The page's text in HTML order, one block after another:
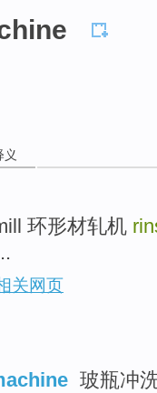
义
环形材轧机
关网页
玻瓶冲